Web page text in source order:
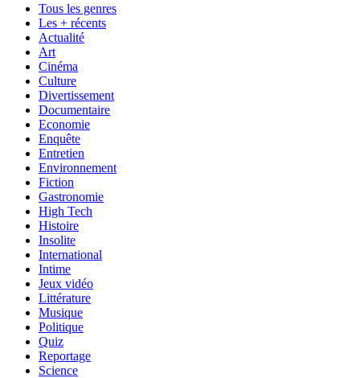
Tous les genres
Les + récents
Actualité
Art
Cinéma
Culture
Divertissement
Documentaire
Economie
Enquête
Entretien
Environnement
Fiction
Gastronomie
High Tech
Histoire
Insolite
International
Intime
Jeux vidéo
Littérature
Musique
Politique
Quiz
Reportage
Science